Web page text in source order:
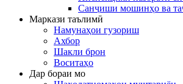
Санҷиши мошинҳо ва
Маркази таълимӣ
Намунаҳои гузориш
Ахбор
Шакли брон
Воситаҳо
Дар бораи мо